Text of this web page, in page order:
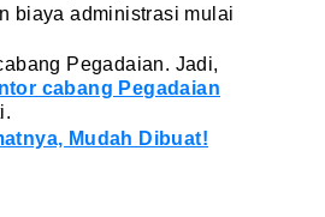
biaya administrasi mulai
Pegadaian. Jadi,
cabang Pegadaian
Mudah Dibuat!